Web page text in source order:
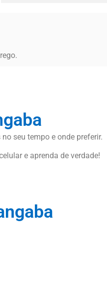
seu tempo e onde preferir.
e aprenda de verdade!